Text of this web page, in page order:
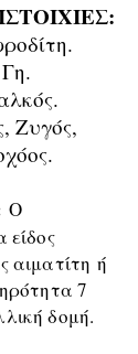
Ζυγός,
Ο
είδος
αιματίτη ή
7
δομή.